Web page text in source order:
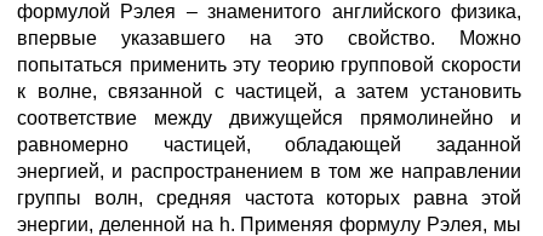
формулой Рэлея – знаменитого английского физика,
впервые указавшего на это свойство. Можно
попытаться применить эту теорию групповой скорости
к волне, связанной с частицей, а затем установить
соответствие между движущейся прямолинейно и
равномерно частицей, обладающей заданной
энергией, и распространением в том же направлении
группы волн, средняя частота которых равна этой
энергии, деленной на h. Применяя формулу Рэлея, мы